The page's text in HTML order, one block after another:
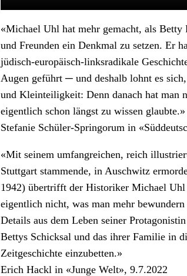
«Michael Uhl hat mehr gemacht, als Betty
und Freunden ein Denkmal zu setzen. Er
jüdisch-europäisch-linksradikale
Augen geführt ─ und deshalb lohnt es
und Kleinteiligkeit: Denn danach hat man
eigentlich schon längst zu wissen glaubte.»
Stefanie Schüler-Springorum in
«Mit seinem umfangreichen, reich
Stuttgart stammende, in Auschwitz
1942) übertrifft der Historiker Michael
eigentlich nicht, was man mehr
Details aus dem Leben seiner
Bettys Schicksal und das ihrer Familie in
Zeitgeschichte einzubetten.»
Erich Hackl in «Junge Welt», 9.7.2022